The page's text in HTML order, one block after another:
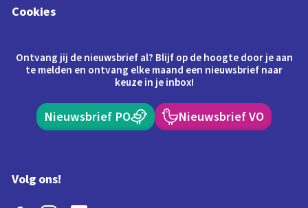
Cookies
Ontvang jij de nieuwsbrief al? Blijf op de hoogte door je aan
te melden en ontvang elke maand een nieuwsbrief naar
keuze in je inbox!
Nieuwsbrief PO Nieuwsbrief VO
Volg ons!